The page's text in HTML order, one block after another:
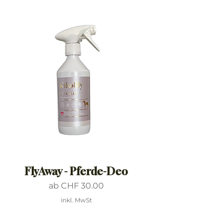
FlyAway - Pferde-Deo
ab CHF 30.00
Sale-Preis
inkl. MwSt